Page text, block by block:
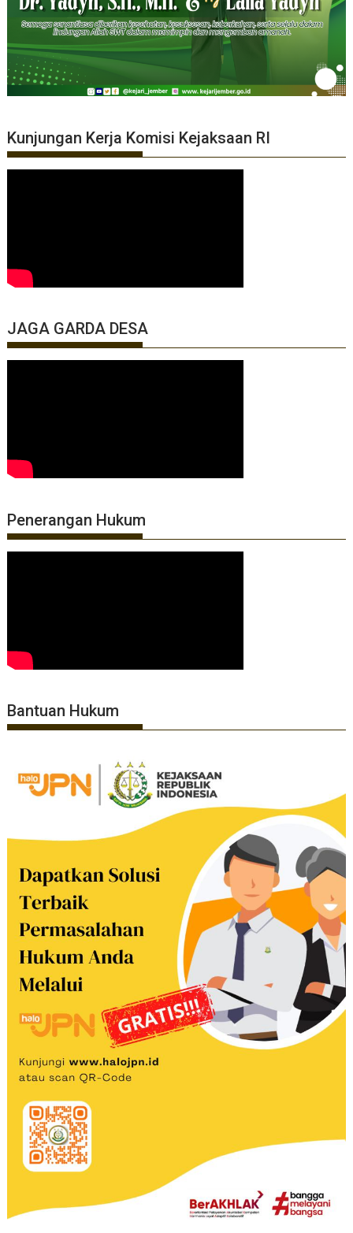
Kunjungan Kerja Komisi Kejaksaan RI
JAGA GARDA DESA
Penerangan Hukum
Bantuan Hukum